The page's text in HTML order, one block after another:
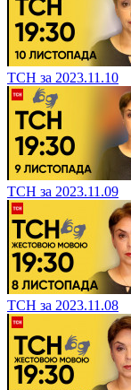
ТСН за 2023.11.10
ТСН за 2023.11.09
ТСН за 2023.11.08